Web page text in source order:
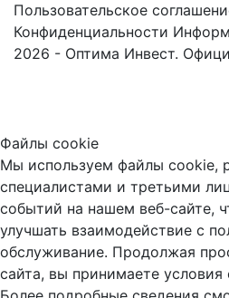
Пользовательское
Конфиденциальности
2026 - Оптима Инвест.
Файлы cookie
Мы используем файлы cookie,
специалистами и третьими
событий на нашем веб-сайте,
улучшать взаимодействие с
обслуживание. Продолжая
сайта, вы принимаете условия